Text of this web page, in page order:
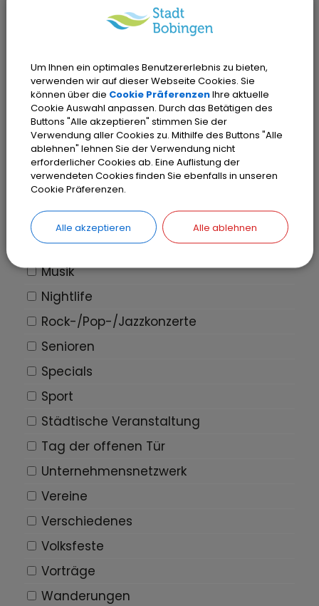
Führungen
Kinder
Kirche
Klassik-Konzerte
Kongresse und Messen
Konzerte allgemein
Konzertlesung
Kunst
Multivision
Musik
Nightlife
Rock-/Pop-/Jazzkonzerte
Senioren
Specials
Sport
Städtische Veranstaltung
Tag der offenen Tür
Unternehmensnetzwerk
Vereine
Verschiedenes
Volksfeste
Vorträge
Wanderungen
Um Ihnen ein optimales Benutzererlebnis zu bieten,
verwenden wir auf dieser Webseite Cookies. Sie
können über die Cookie PräferenzenIhre aktuelle
Cookie Auswahl anpassen. Durch das Betätigen des
Buttons "Alle akzeptieren" stimmen Sie der
Verwendung aller Cookies zu. Mithilfe des Buttons "Alle
ablehnen" lehnen Sie der Verwendung nicht
erforderlicher Cookies ab. Eine Auflistung der
verwendeten Cookies finden Sie ebenfalls in unseren
Cookie Präferenzen.
Alle akzeptieren Alle ablehnen